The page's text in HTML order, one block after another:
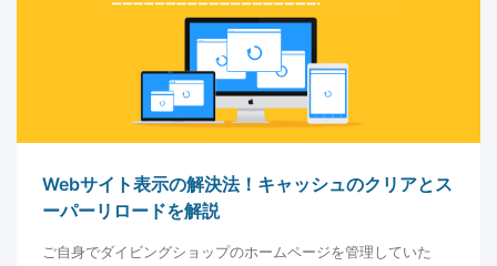
Webサイト表示の解決法！キャッシュのクリアとス
ーパーリロードを解説
ご自身でダイビングショップのホームページを管理していた